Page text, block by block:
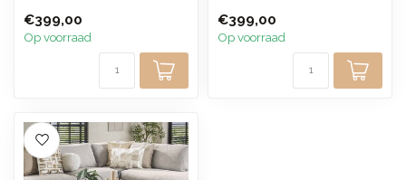
afwerking ...
€399,00
Op voorraad
€399,00
Op voorraad